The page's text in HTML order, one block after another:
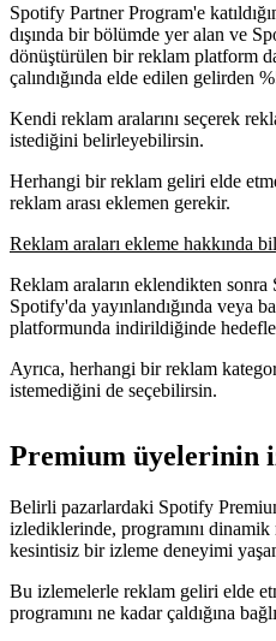
Spotify Partner Program'e
dışında bir bölümde yer alan ve
dönüştürülen bir reklam platform
çalındığında elde edilen gelirden
Kendi reklam aralarını seçerek
istediğini belirleyebilirsin.
Herhangi bir reklam geliri elde
reklam arası eklemen gerekir.
Reklam araları ekleme hakkında
Reklam araların eklendikten
Spotify'da yayınlandığında veya
platformunda indirildiğinde
Ayrıca, herhangi bir reklam
istemediğini de seçebilirsin.
Premium üyelerinin
Belirli pazarlardaki Spotify
izlediklerinde, programını
kesintisiz bir izleme deneyimi
Bu izlemelerle reklam geliri elde
programını ne kadar çaldığına